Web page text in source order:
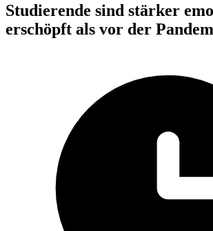
Studierende sind stärker
erschöpft als vor der